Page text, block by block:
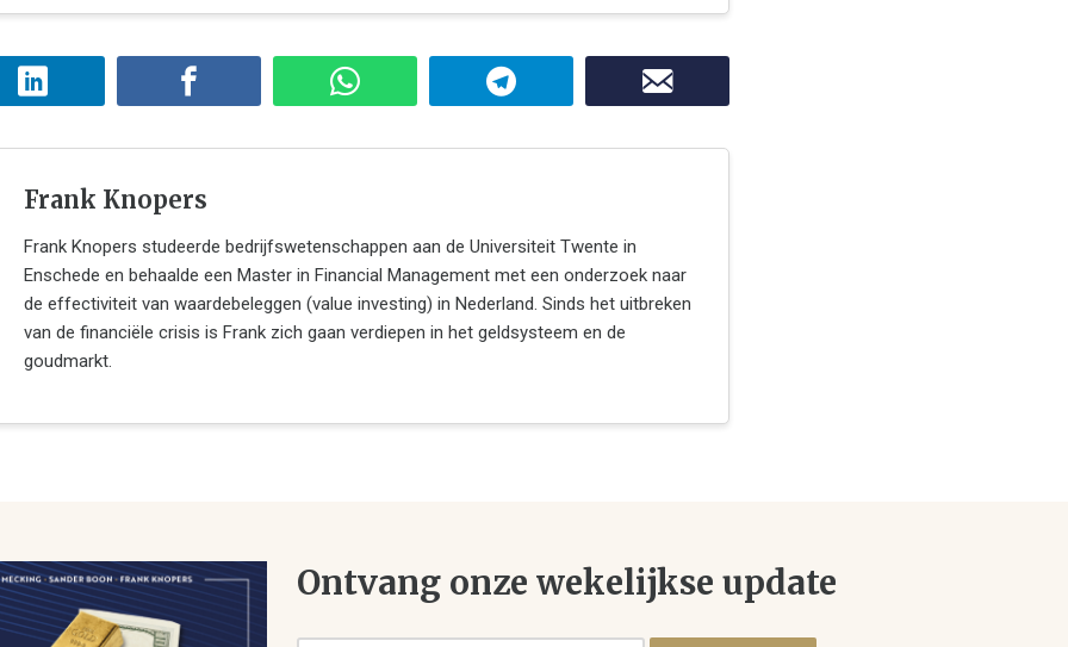
Frank Knopers
Frank Knopers studeerde bedrijfswetenschappen aan de Universiteit Twente in
Enschede en behaalde een Master in Financial Management met een onderzoek naar
de effectiviteit van waardebeleggen (value investing) in Nederland. Sinds het uitbreken
van de financiële crisis is Frank zich gaan verdiepen in het geldsysteem en de
goudmarkt.
Ontvang onze wekelijkse update